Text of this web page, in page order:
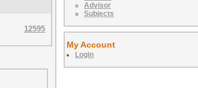
12595
Advisor
Subjects
My Account
Login